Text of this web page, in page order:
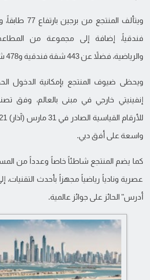
فندقياً، إضافة إلى مجموعة من المطاعم
والرياضية، فضلاً عن 443 شقة فندقية و478 شقة سكنية.
ويحظى ضيوف المنتجع بإمكانية الدخول
إنفينيتي خارجي في مبنى بالعالم،
واسعة على أفق دبي.
كما يضم المنتجع شاطئاً خاصاً وعدداً من
عصرية ونادياً رياضياً مجهزاً بأحدث
أدرس" الحائز على جوائز عالمية.